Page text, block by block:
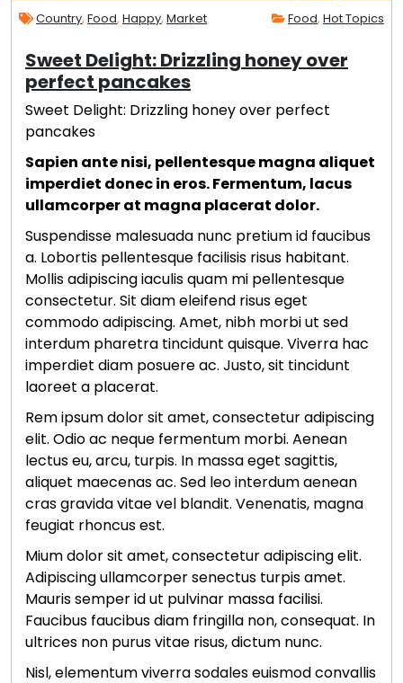
Country, Food, Happy, Market Food, Hot Topics
Sweet Delight: Drizzling honey over
perfect pancakes
Sweet Delight: Drizzling honey over perfect
pancakes
Sapien ante nisi, pellentesque magna aliquet
imperdiet donec in eros. Fermentum, lacus
ullamcorper at magna placerat dolor.
Suspendisse malesuada nunc pretium id faucibus
a. Lobortis pellentesque facilisis risus habitant.
Mollis adipiscing iaculis quam mi pellentesque
consectetur. Sit diam eleifend risus eget
commodo adipiscing. Amet, nibh morbi ut sed
interdum pharetra tincidunt quisque. Viverra hac
imperdiet diam posuere ac. Justo, sit tincidunt
laoreet a placerat.
Rem ipsum dolor sit amet, consectetur adipiscing
elit. Odio ac neque fermentum morbi. Aenean
lectus eu, arcu, turpis. In massa eget sagittis,
aliquet maecenas ac. Sed leo interdum aenean
cras gravida vitae vel blandit. Venenatis, magna
feugiat rhoncus est.
Mium dolor sit amet, consectetur adipiscing elit.
Adipiscing ullamcorper senectus turpis amet.
Mauris semper id ut pulvinar massa facilisi.
Faucibus faucibus diam fringilla non, consequat. In
ultrices non purus vitae risus, dictum nunc.
Nisl, elementum viverra sodales euismod convallis